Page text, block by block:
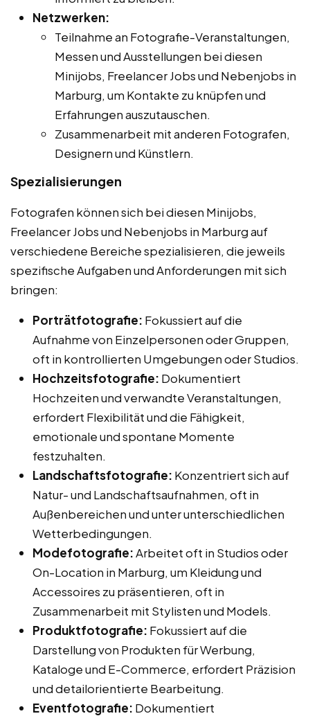
Netzwerken:
Teilnahme an Fotografie-Veranstaltungen,
Messen und Ausstellungen bei diesen
Minijobs, Freelancer Jobs und Nebenjobs in
Marburg, um Kontakte zu knüpfen und
Erfahrungen auszutauschen.
Zusammenarbeit mit anderen Fotografen,
Designern und Künstlern.
Spezialisierungen
Fotografen können sich bei diesen Minijobs,
Freelancer Jobs und Nebenjobs in Marburg auf
verschiedene Bereiche spezialisieren, die jeweils
spezifische Aufgaben und Anforderungen mit sich
bringen:
Porträtfotografie: Fokussiert auf die
Aufnahme von Einzelpersonen oder Gruppen,
oft in kontrollierten Umgebungen oder Studios.
Hochzeitsfotografie: Dokumentiert
Hochzeiten und verwandte Veranstaltungen,
erfordert Flexibilität und die Fähigkeit,
emotionale und spontane Momente
festzuhalten.
Landschaftsfotografie: Konzentriert sich auf
Natur- und Landschaftsaufnahmen, oft in
Außenbereichen und unter unterschiedlichen
Wetterbedingungen.
Modefotografie:Arbeitet oft in Studios oder
On-Location in Marburg, um Kleidung und
Accessoires zu präsentieren, oft in
Zusammenarbeit mit Stylisten und Models.
Produktfotografie: Fokussiert auf die
Darstellung von Produkten für Werbung,
Kataloge und E-Commerce, erfordert Präzision
und detailorientierte Bearbeitung.
Eventfotografie: Dokumentiert